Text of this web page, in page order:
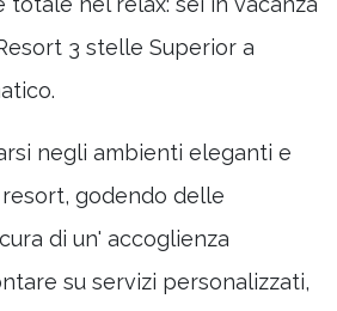
3 stelle Superior a
negli ambienti eleganti e
godendo delle
di un' accoglienza
su servizi personalizzati,